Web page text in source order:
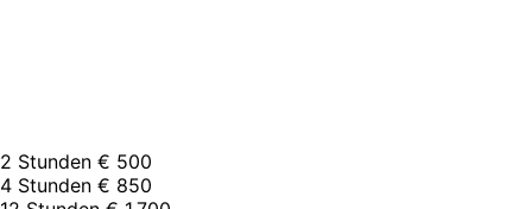
2 Stunden € 500
4 Stunden € 850